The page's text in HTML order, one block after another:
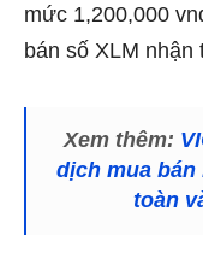
mức 1,200,000
bán số XLM nhận
Xem thêm:
dịch mua
toàn